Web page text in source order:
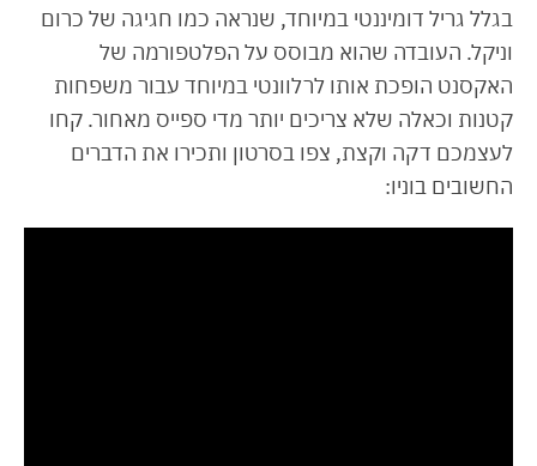
בגלל גריל דומיננטי במיוחד, שנראה כמו חגיגה של כרום
וניקל. העובדה שהוא מבוסס על הפלטפורמה של
האקסנט הופכת אותו לרלוונטי במיוחד עבור משפחות
קטנות וכאלה שלא צריכים יותר מדי ספייס מאחור. קחו
לעצמכם דקה וקצת, צפו בסרטון ותכירו את הדברים
החשובים בוניו: